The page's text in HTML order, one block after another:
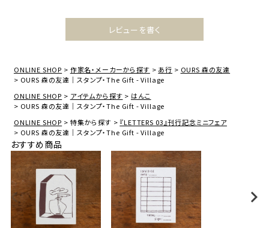
レビューを書く
ONLINE SHOP 作家名・メーカーから探す あ行
OURS 森の友達
OURS 森の友達｜スタンプ・The Gift - Village
ONLINE SHOP
アイテムから探す
はんこ
OURS 森の友達｜スタンプ・The Gift - Village
ONLINE SHOP
特集から探す
『LETTERS 03』刊行記念ミニフェア
OURS 森の友達｜スタンプ・The Gift - Village
おすすめ商品